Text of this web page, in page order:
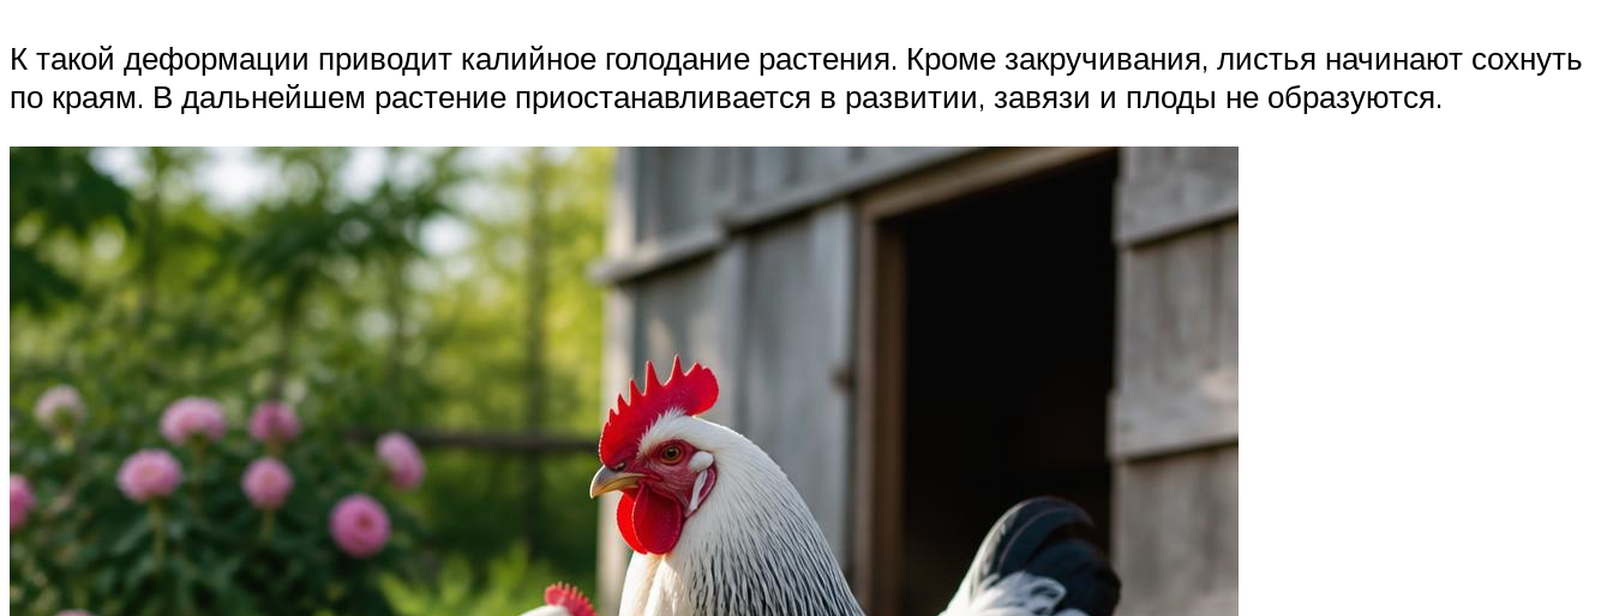
К такой деформации приводит калийное голодание растения. Кроме закручивания, листья начинают сохнуть
по краям. В дальнейшем растение приостанавливается в развитии, завязи и плоды не образуются.